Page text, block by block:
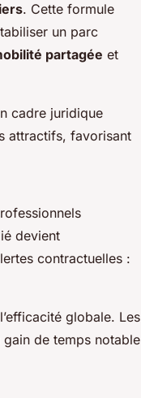
. Cette formule
un parc
partagée et
cadre juridique
attractifs, favorisant
devient
contractuelles :
globale. Les
gain de temps notable